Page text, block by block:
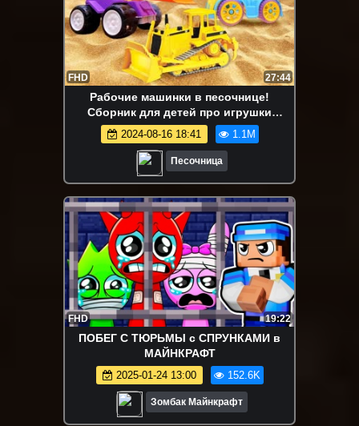
FHD 27:44
Рабочие машинки в песочнице!
Сборник для детей про игрушки
машины и песок
2024-08-16 18:41 1.1M
Песочница
FHD 19:22
ПОБЕГ С ТЮРЬМЫ с СПРУНКАМИ в
МАЙНКРАФТ
2025-01-24 13:00 152.6K
Зомбак Майнкрафт